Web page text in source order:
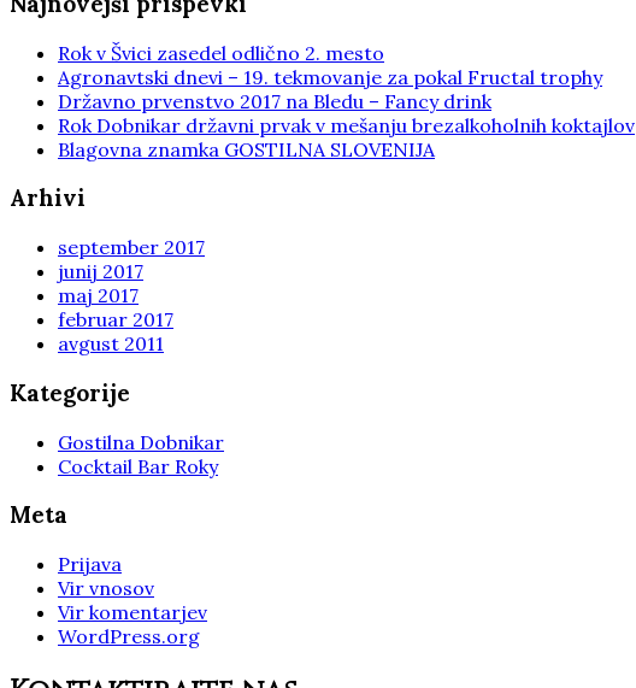
Rok v Švici zasedel odlično 2. mesto
Agronavtski dnevi – 19. tekmovanje za pokal Fructal trophy
Državno prvenstvo 2017 na Bledu – Fancy drink
Rok Dobnikar državni prvak v mešanju brezalkoholnih koktajlov
Blagovna znamka GOSTILNA SLOVENIJA
Arhivi
september 2017
junij 2017
maj 2017
februar 2017
avgust 2011
Kategorije
Gostilna Dobnikar
Cocktail Bar Roky
Meta
Prijava
Vir vnosov
Vir komentarjev
WordPress.org